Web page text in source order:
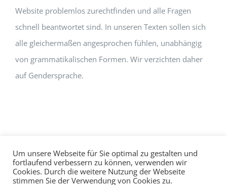
Website problemlos zurechtfinden und alle Fragen
schnell beantwortet sind. In unseren Texten sollen sich
alle gleichermaßen angesprochen fühlen, unabhängig
von grammatikalischen Formen. Wir verzichten daher
auf Gendersprache.
Impressum Datenschutz©hallo!rot
Um unsere Webseite für Sie optimal zu gestalten und
fortlaufend verbessern zu können, verwenden wir
Cookies. Durch die weitere Nutzung der Webseite
stimmen Sie der Verwendung von Cookies zu.